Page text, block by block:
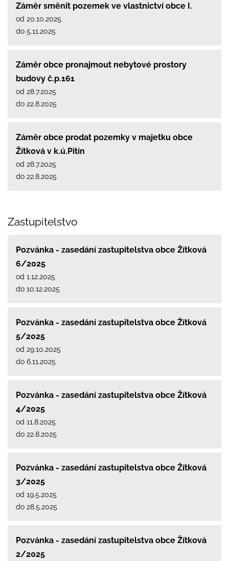
Záměr směnit pozemek ve vlastnictví obce I.
od 20.10.2025
do 5.11.2025
Záměr obce pronajmout nebytové prostory
budovy č.p.161
od 28.7.2025
do 22.8.2025
Záměr obce prodat pozemky v majetku obce
Žítková v k.ú.Pitín
od 28.7.2025
do 22.8.2025
Zastupitelstvo
Pozvánka - zasedání zastupitelstva obce Žítková
6/2025
od 1.12.2025
do 10.12.2025
Pozvánka - zasedání zastupitelstva obce Žítková
5/2025
od 29.10.2025
do 6.11.2025
Pozvánka - zasedání zastupitelstva obce Žítková
4/2025
od 11.8.2025
do 22.8.2025
Pozvánka - zasedání zastupitelstva obce Žítková
3/2025
od 19.5.2025
do 28.5.2025
Pozvánka - zasedání zastupitelstva obce Žítková
2/2025